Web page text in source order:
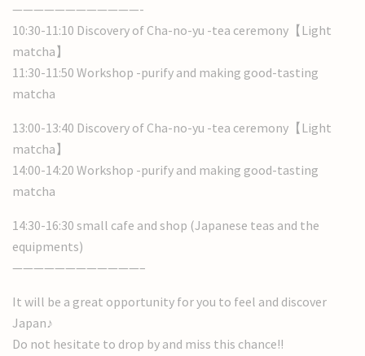
————————————-
10:30-11:10 Discovery of Cha-no-yu -tea ceremony【Light
matcha】
11:30-11:50 Workshop -purify and making good-tasting
matcha
13:00-13:40 Discovery of Cha-no-yu -tea ceremony【Light
matcha】
14:00-14:20 Workshop -purify and making good-tasting
matcha
14:30-16:30 small cafe and shop (Japanese teas and the
equipments)
————————————–
It will be a great opportunity for you to feel and discover
Japan♪
Do not hesitate to drop by and miss this chance!!